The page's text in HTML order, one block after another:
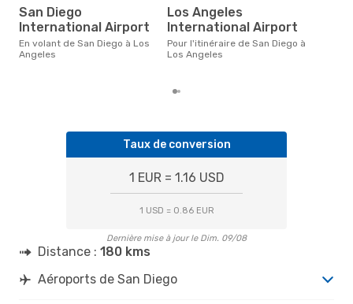
San Diego
International Airport
En volant de San Diego à Los
Angeles
Los Angeles
International Airport
Pour l'itinéraire de San Diego à
Los Angeles
Taux de conversion
1 EUR = 1.16 USD
1 USD = 0.86 EUR
Dernière mise à jour le Dim. 09/08
Distance : 180 kms
Aéroports de San Diego